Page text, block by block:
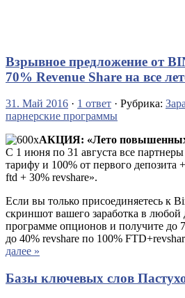
Взрывное предложение от
70% Revenue Share на все
31. Май 2016 · 1 ответ · Рубрика:
парнерские программы
АКЦИЯ: «Лето повышенных
С 1 июня по 31 августа все
тарифу и 100% от первого депозита
ftd + 30% revshare».
Если вы только присоединяетесь к
скриншот вашего заработка в любой
программе опционов и получите до
до 40% revshare по 100%
далее »
Базы ключевых слов